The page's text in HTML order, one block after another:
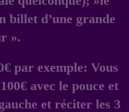
billet d’une grande
».
par exemple: Vous
avec le pouce et
et réciter les 3